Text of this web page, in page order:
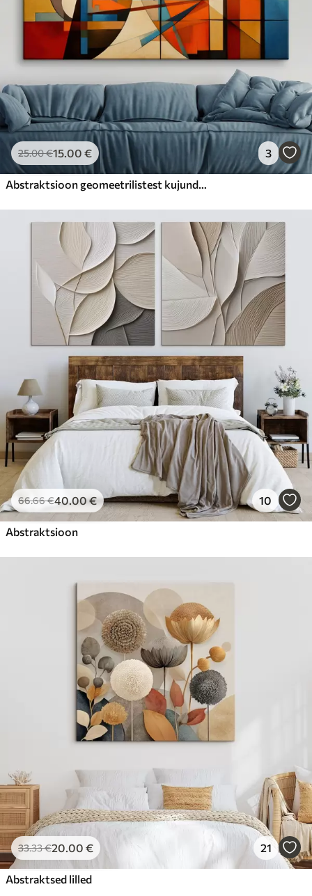
25.00€15.00 € 3
Abstraktsioon geomeetrilistest kujunditest
66.66€40.00€ 10
Abstraktsioon
33.33€20.00 € 21
Abstraktsed lilled